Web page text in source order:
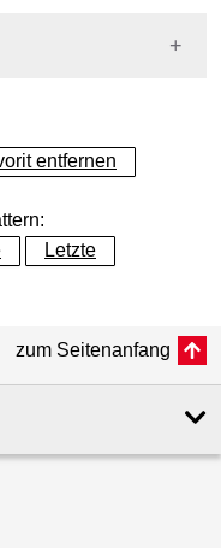
entfernen
Letzte
zum Seitenanfang